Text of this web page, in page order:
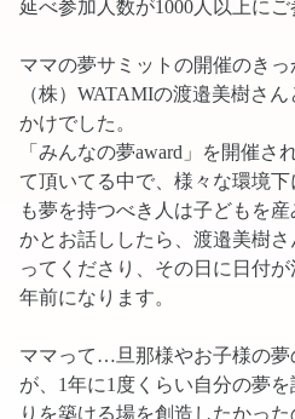
延べ参加人数が1000人以上にご
ママの夢サミットの開催のき
（株）WATAMIの渡邉美樹さ
かけでした。
「みんなの夢award」を開催
て頂いてる中で、様々な環境
も夢を持つべき人は子どもを
かとお話ししたら、渡邉美樹
ってくださり、その日に日付
年前になります。
ママって…旦那様やお子様の夢
が、1年に1度くらい自分の夢
りを築ける場を創造したかった